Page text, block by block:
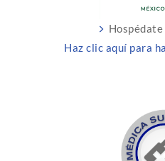
Haz clic aquí para